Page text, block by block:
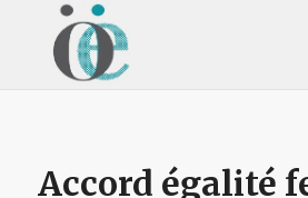
Accord égalité